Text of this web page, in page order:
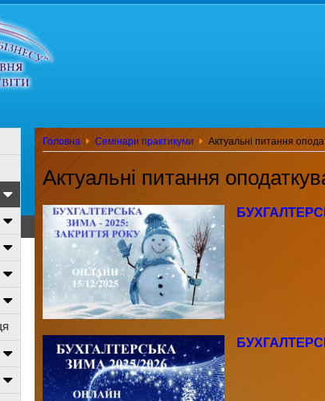
Головна Семінари практикуми Актуальні питання
Актуальні питання